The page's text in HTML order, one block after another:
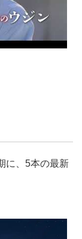
に、5本の最新